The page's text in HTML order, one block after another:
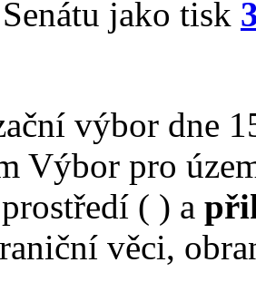
jako tisk
výbor dne
Výbor pro
( ) a
věci,